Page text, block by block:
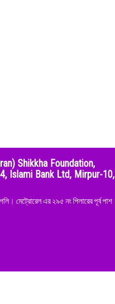
Shikkha Foundation,
Islami Bank Ltd, Mirpur-10,
মেট্রোরেল এর ২৯৫ নং পিলারের পূর্ব পাশ।